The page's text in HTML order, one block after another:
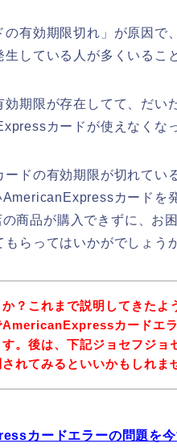
有効期限切れ」が原因で
している人が多くいるこ
期限が存在してて、だい
カードが使えなくな
ドの有効期限が切れてい
カードを
商品が購入できずに、お
らってはいかがでしょう
？これまで説明してきたよ
AmericanExpressカードエ
。後は、下記ジョセフジョ
れてみるといいかもしれま
カードエラーの問題を